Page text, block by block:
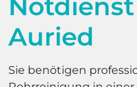
Auried
Sie benötigen